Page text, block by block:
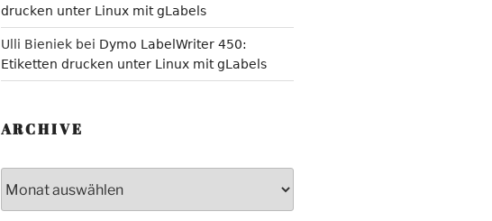
drucken unter Linux mit gLabels
Ulli Bieniekbei Dymo LabelWriter 450:
Etiketten drucken unter Linux mit gLabels
ARCHIVE